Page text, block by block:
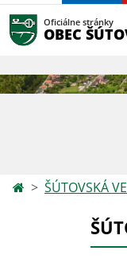
Oficiálne stránky
OBEC
ŠÚTOVSKÁ